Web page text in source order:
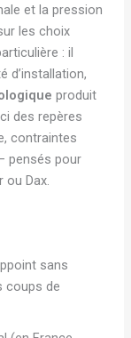
et la pression
les choix
: il
d’installation,
produit
des repères
contraintes
pensés pour
ou Dax.
sans
coups de